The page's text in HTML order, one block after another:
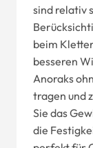
sind relativ
beim
besseren
Anoraks
tragen und
Sie das
die